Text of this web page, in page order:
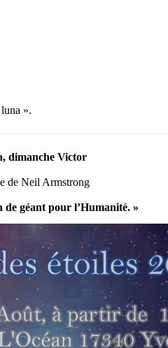
».
dimanche Victor
de Neil Armstrong
géant pour l’Humanité. »